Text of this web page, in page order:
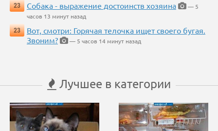
23
Собака - выражение достоинств хозяина
— 5
часов 13 минут назад
23
Вот, смотри: Горячая телочка ищет своего бугая.
Звоним?
— 5 часов 14 минут назад
Лучшее в категории